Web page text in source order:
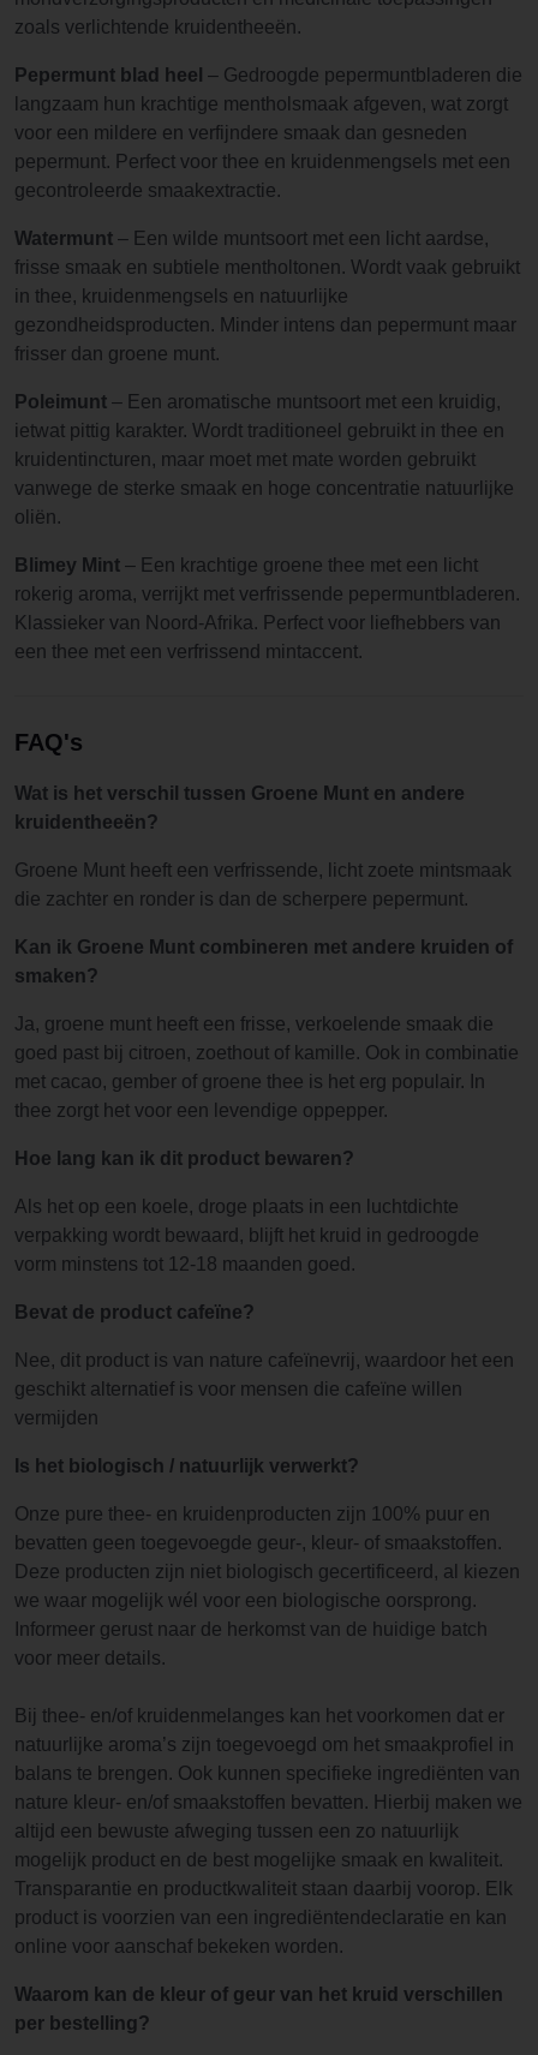
zoals verlichtende kruidentheeën.
Pepermunt blad heel – Gedroogde pepermuntbladeren die
langzaam hun krachtige mentholsmaak afgeven, wat zorgt
voor een mildere en verfijndere smaak dan gesneden
pepermunt. Perfect voor thee en kruidenmengsels met een
gecontroleerde smaakextractie.
Watermunt – Een wilde muntsoort met een licht aardse,
frisse smaak en subtiele mentholtonen. Wordt vaak gebruikt
in thee, kruidenmengsels en natuurlijke
gezondheidsproducten. Minder intens dan pepermunt maar
frisser dan groene munt.
Poleimunt – Een aromatische muntsoort met een kruidig,
ietwat pittig karakter. Wordt traditioneel gebruikt in thee en
kruidentincturen, maar moet met mate worden gebruikt
vanwege de sterke smaak en hoge concentratie natuurlijke
oliën.
Blimey Mint – Een krachtige groene thee met een licht
rokerig aroma, verrijkt met verfrissende pepermuntbladeren.
Klassieker van Noord-Afrika. Perfect voor liefhebbers van
een thee met een verfrissend mintaccent.
FAQ's
Wat is het verschil tussen Groene Munt en andere
kruidentheeën?
Groene Munt heeft een verfrissende, licht zoete mintsmaak
die zachter en ronder is dan de scherpere pepermunt.
Kan ik Groene Munt combineren met andere kruiden of
smaken?
Ja, groene munt heeft een frisse, verkoelende smaak die
goed past bij citroen, zoethout of kamille. Ook in combinatie
met cacao, gember of groene thee is het erg populair. In
thee zorgt het voor een levendige oppepper.
Hoe lang kan ik dit product bewaren?
Als het op een koele, droge plaats in een luchtdichte
verpakking wordt bewaard, blijft het kruid in gedroogde
vorm minstens tot 12-18 maanden goed.
Bevat de product cafeïne?
Nee, dit product is van nature cafeïnevrij, waardoor het een
geschikt alternatief is voor mensen die cafeïne willen
vermijden
Is het biologisch / natuurlijk verwerkt?
Onze pure thee- en kruidenproducten zijn 100% puur en
bevatten geen toegevoegde geur-, kleur- of smaakstoffen.
Deze producten zijn niet biologisch gecertificeerd, al kiezen
we waar mogelijk wél voor een biologische oorsprong.
Informeer gerust naar de herkomst van de huidige batch
voor meer details.
Bij thee- en/of kruidenmelanges kan het voorkomen dat er
natuurlijke aroma’s zijn toegevoegd om het smaakprofiel in
balans te brengen. Ook kunnen specifieke ingrediënten van
nature kleur- en/of smaakstoffen bevatten. Hierbij maken we
altijd een bewuste afweging tussen een zo natuurlijk
mogelijk product en de best mogelijke smaak en kwaliteit.
Transparantie en productkwaliteit staan daarbij voorop. Elk
product is voorzien van een ingrediëntendeclaratie en kan
online voor aanschaf bekeken worden.
Waarom kan de kleur of geur van het kruid verschillen
per bestelling?